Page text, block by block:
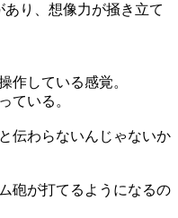
り、想像力が掻き立て
作している感覚。
ている。
伝わらないんじゃないか
砲が打てるようになるの